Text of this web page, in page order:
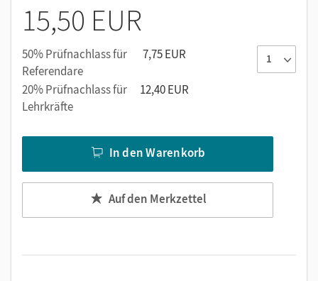
15,50 EUR
50% Prüfnachlass für
Referendare
7,75 EUR
20% Prüfnachlass für
Lehrkräfte
12,40 EUR
In den Warenkorb
Auf den Merkzettel